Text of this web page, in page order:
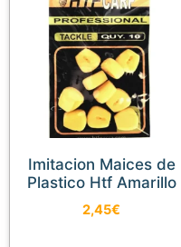
Imitacion Maices de
Plastico Htf Amarillo
2,45€